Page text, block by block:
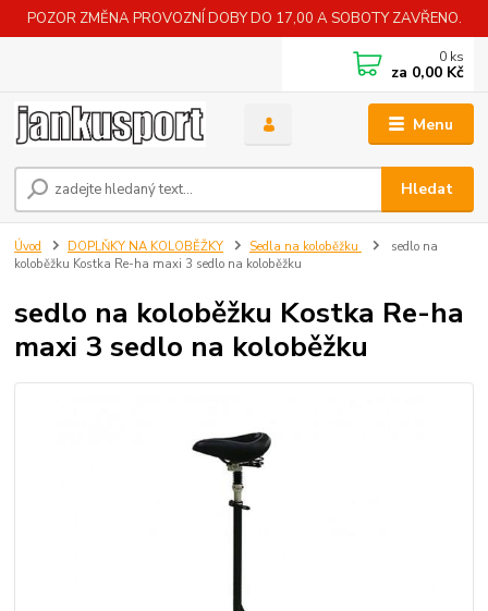
POZOR ZMĚNA PROVOZNÍ DOBY DO 17,00 A SOBOTY ZAVŘENO.
Menu
Hledat
0 ks
za 0,00 Kč
Úvod DOPLŇKY NA KOLOBĚŽKY Sedla na koloběžku
sedlo na
koloběžku Kostka Re-ha maxi 3 sedlo na koloběžku
sedlo na koloběžku Kostka Re-ha
maxi 3 sedlo na koloběžku